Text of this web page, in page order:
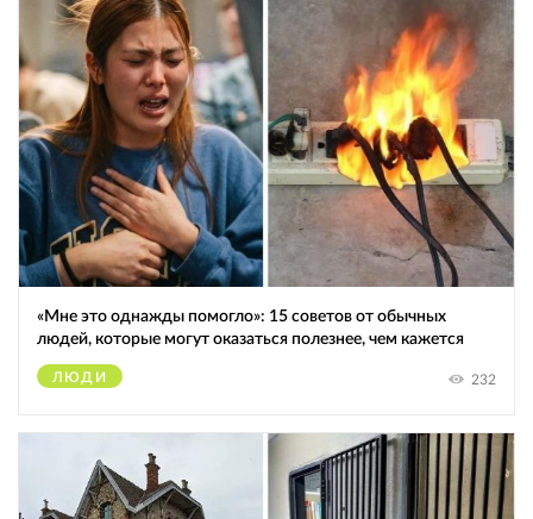
«Мне это однажды помогло»: 15 советов от обычных
людей, которые могут оказаться полезнее, чем кажется
ЛЮДИ 232